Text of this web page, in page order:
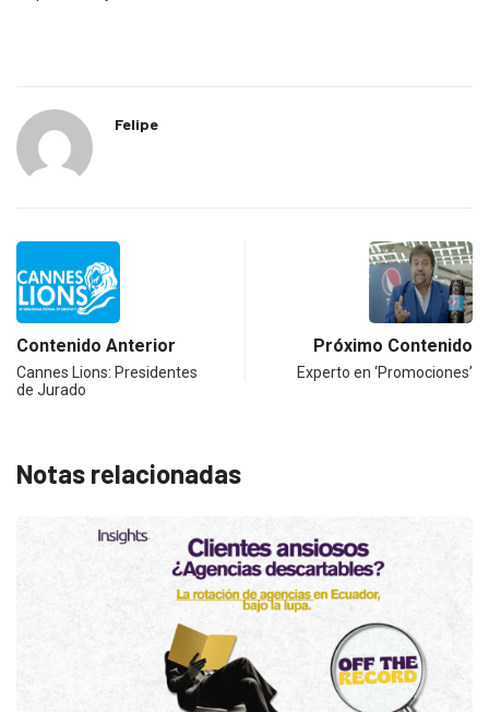
Felipe
Contenido Anterior
Cannes Lions: Presidentes
de Jurado
Próximo Contenido
Experto en ‘Promociones’
Notas relacionadas